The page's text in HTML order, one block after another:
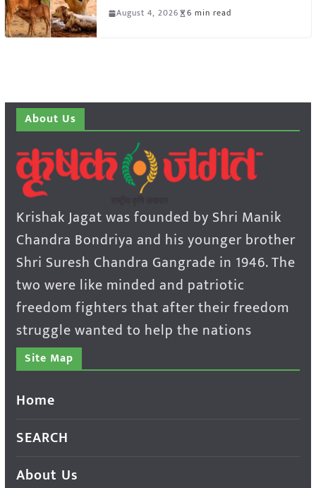
August 4, 2026 6 min read
About Us
Krishak Jagat was founded by Shri Manik
Chandra Bondriya and his younger brother
Shri Suresh Chandra Gangrade in 1946. The
two were like minded and patriotic
freedom fighters that after their freedom
struggle wanted to help the nations
Site Map
Home
SEARCH
About Us